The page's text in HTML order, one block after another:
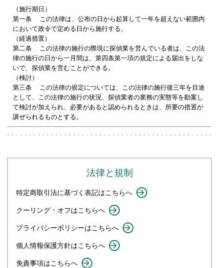
（施行期日）
第一条 この法律は、公布の日から起算して一年を超えない範囲内
において政令で定める日から施行する。
（経過措置）
第二条 この法律の施行の際現に探偵業を営んでいる者は、この法
律の施行の日から一月間は、第四条第一項の規定による届出をしな
いで、探偵業を営むことができる。
（検討）
第三条 この法律の規定については、この法律の施行後三年を目途
として、この法律の施行の状況、探偵業者の業務の実態等を勘案し
て検討が加えられ、必要があると認められるときは、所要の措置が
講ぜられるものとする。
法律と規制
特定商取引法に基づく表記はこちらへ
クーリング・オフはこちらへ
プライバシーポリシーはこちらへ
個人情報保護方針はこちらへ
免責事項はこちらへ